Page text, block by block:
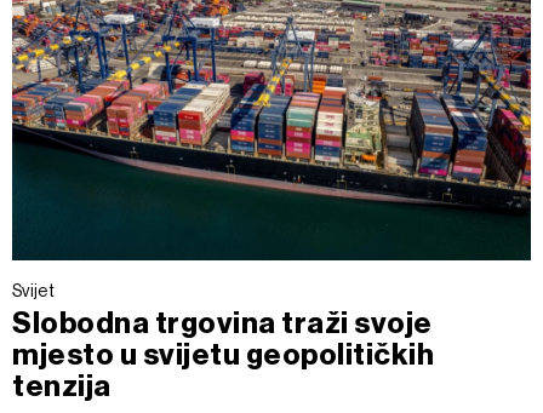
Svijet
Slobodna trgovina traži svoje
mjesto u svijetu geopolitičkih
tenzija